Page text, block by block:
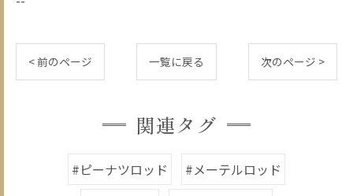
< 前のページ 一覧に戻る 次のページ >
関連タグ
#ピーナツロッド
#メーテルロッド